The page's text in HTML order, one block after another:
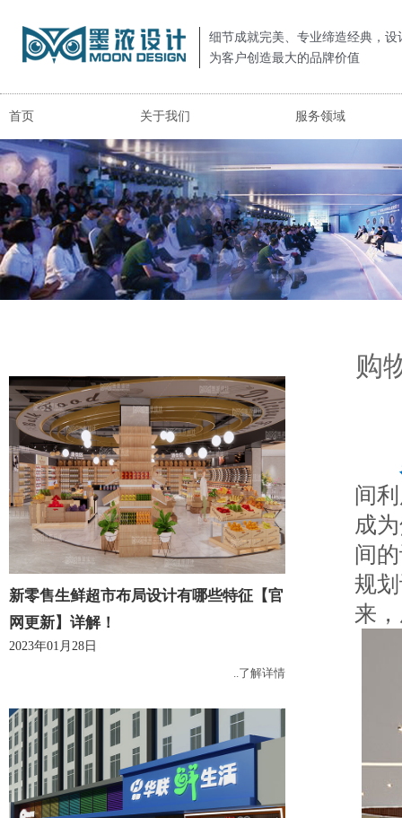
细节成就完美、专业缔造经典，设
为客户创造最大的品牌价值
首页 关于我们 服务领域
新零售生鲜超市布局设计有哪些特征【官
网更新】详解！
2023年01月28日
..了解详情
购
间
成
间
规
来